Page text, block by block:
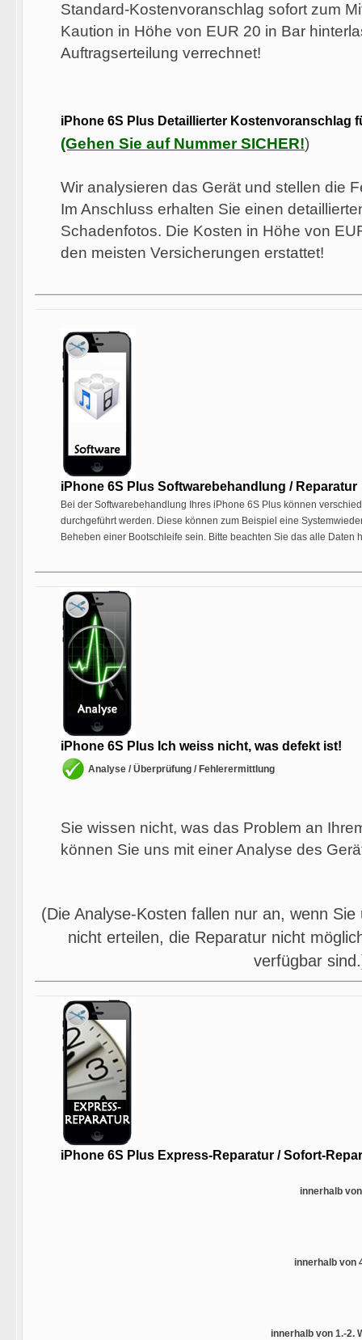
Standard-Kostenvoranschlag sofort zum
Kaution in Höhe von EUR 20 in Bar
Auftragserteilung verrechnet!
iPhone 6S Plus Detaillierter Kostenvoranschlag
(Gehen Sie auf Nummer SICHER!)
Wir analysieren das Gerät und stellen die
Im Anschluss erhalten Sie einen
Schadenfotos. Die Kosten in Höhe von
den meisten Versicherungen erstattet!
iPhone 6S Plus Softwarebehandlung / Reparatur
Bei der Softwarebehandlung Ihres iPhone 6S Plus können
durchgeführt werden. Diese können zum Beispiel eine
Beheben einer Bootschleife sein. Bitte beachten Sie das alle Daten
iPhone 6S Plus Ich weiss nicht, was defekt ist!
Analyse / Überprüfung / Fehlerermittlung
Sie wissen nicht, was das Problem an
können Sie uns mit einer Analyse des
(Die Analyse-Kosten fallen nur an, wenn
nicht erteilen, die Reparatur nicht
verfügbar
iPhone 6S Plus Express-Reparatur / Sofort-
innerhalb
innerhalb von
innerhalb von 1.-2.